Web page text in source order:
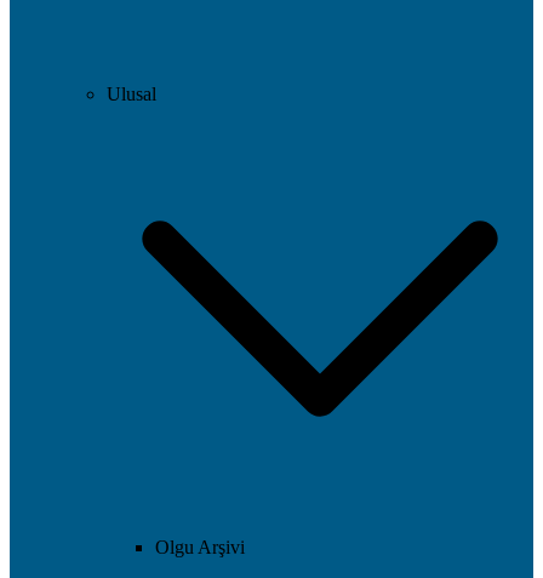
Ulusal
Olgu Arşivi